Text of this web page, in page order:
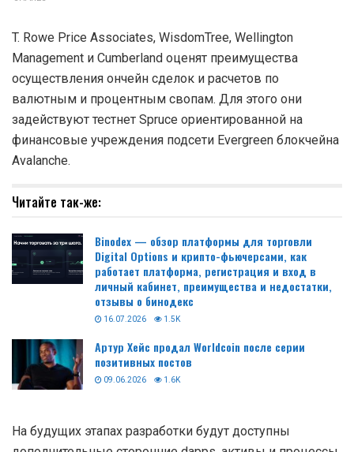
T. Rowe Price Associates, WisdomTree, Wellington
Management и Cumberland оценят преимущества
осуществления ончейн сделок и расчетов по
валютным и процентным свопам. Для этого они
задействуют тестнет Spruce ориентированной на
финансовые учреждения подсети Evergreen блокчейна
Avalanche.
Читайте так-же:
Binodex — обзор платформы для торговли
Digital Options и крипто-фьючерсами, как
работает платформа, регистрация и вход в
личный кабинет, преимущества и недостатки,
отзывы о бинодекс
16.07.2026 1.5K
Артур Хейс продал Worldcoin после серии
позитивных постов
09.06.2026 1.6K
На будущих этапах разработки будут доступны